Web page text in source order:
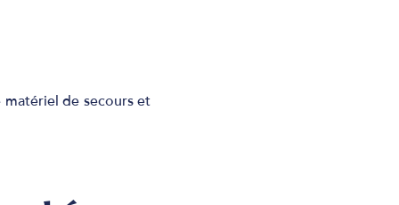
matériel de secours et